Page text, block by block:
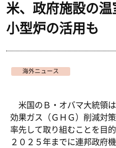
米、政府施設の
小型炉の活用も
海外ニュース
米国のＢ・オバマ大統領
効果ガス（ＧＨＧ）削減対
率先して取り組むことを目
２０２５年までに連邦政府